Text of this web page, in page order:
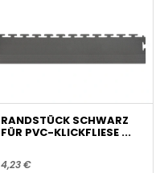
RANDSTÜCK SCHWARZ
FÜR PVC-KLICKFLIESE ...
4,23 €